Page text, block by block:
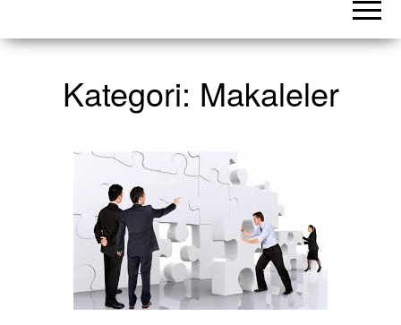
Kategori: Makaleler